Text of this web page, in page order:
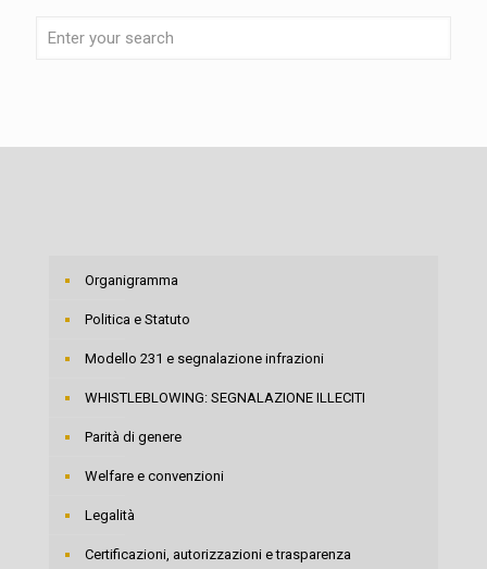
Organigramma
Politica e Statuto
Modello 231 e segnalazione infrazioni
WHISTLEBLOWING: SEGNALAZIONE ILLECITI
Parità di genere
Welfare e convenzioni
Legalità
Certificazioni, autorizzazioni e trasparenza